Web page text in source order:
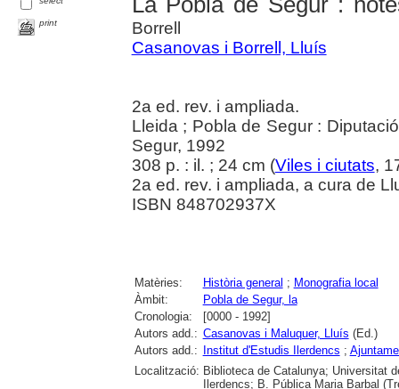
print
Borrell
Casanovas i Borrell, Lluís
2a ed. rev. i ampliada.
Lleida ; Pobla de Segur :
Segur, 1992
308 p. : il. ; 24 cm (Viles i ciutats,
2a ed. rev. i ampliada, a cura de
ISBN 848702937X
Matèries: Història general ; Monografia local
Àmbit:
Pobla de Segur, la
Cronologia:
[0000 - 1992]
Autors add.: Casanovas i Maluquer, Lluís (Ed.)
Autors add.:
Institut d'Estudis Ilerdencs ;
Localització: Biblioteca de Catalunya; Universitat
Ilerdencs; B. Pública Maria Barbal